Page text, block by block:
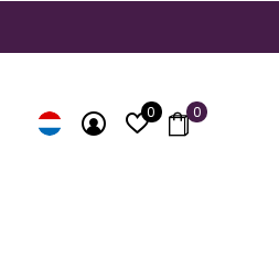
0 0